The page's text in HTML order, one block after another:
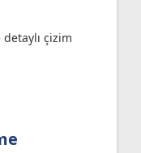
çizim